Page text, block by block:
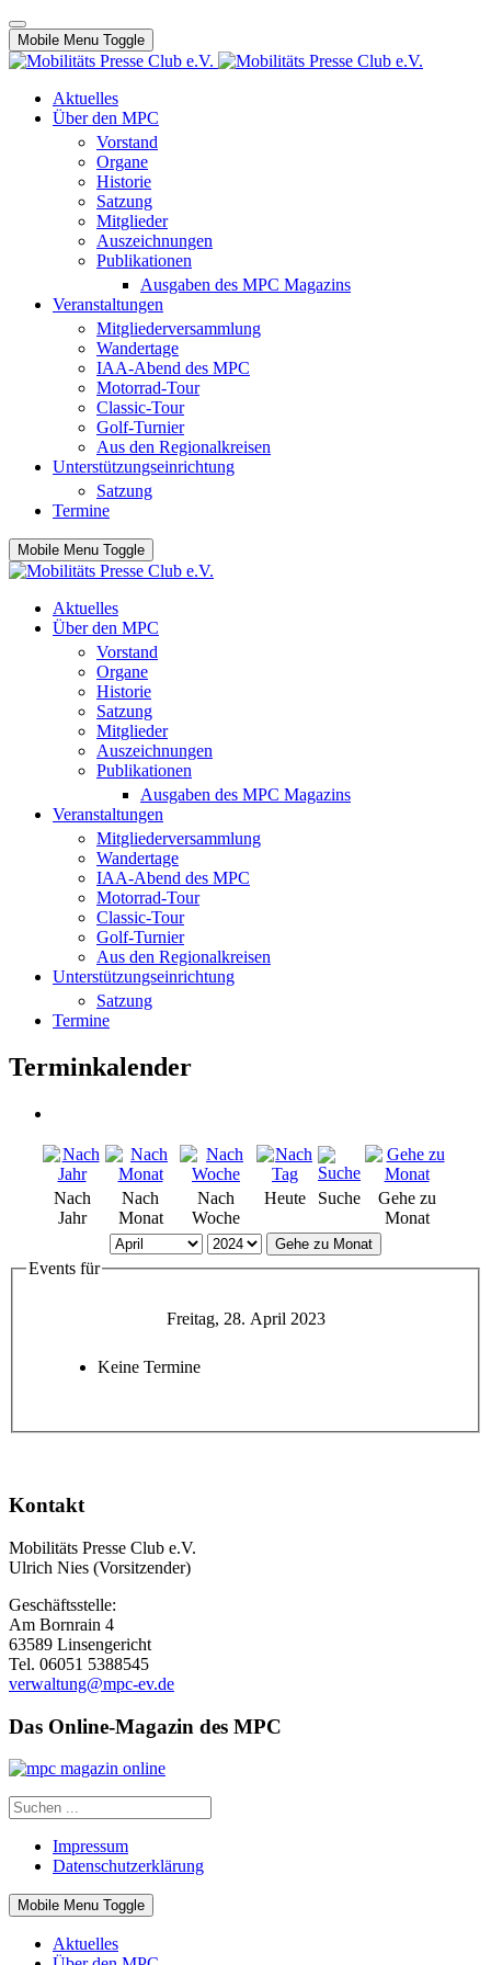
Mobile Menu Toggle
Aktuelles
Über den MPC
Vorstand
Organe
Historie
Satzung
Mitglieder
Auszeichnungen
Publikationen
Ausgaben des MPC Magazins
Veranstaltungen
Mitgliederversammlung
Wandertage
IAA-Abend des MPC
Motorrad-Tour
Classic-Tour
Golf-Turnier
Aus den Regionalkreisen
Unterstützungseinrichtung
Satzung
Termine
Mobile Menu Toggle
Aktuelles
Über den MPC
Vorstand
Organe
Historie
Satzung
Mitglieder
Auszeichnungen
Publikationen
Ausgaben des MPC Magazins
Veranstaltungen
Mitgliederversammlung
Wandertage
IAA-Abend des MPC
Motorrad-Tour
Classic-Tour
Golf-Turnier
Aus den Regionalkreisen
Unterstützungseinrichtung
Satzung
Termine
Terminkalender
Nach
Jahr
Nach
Monat
Nach
Woche
Heute Suche
Gehe zu
Monat
Gehe zu Monat
Events für
Freitag, 28. April 2023
Keine Termine
Kontakt
Mobilitäts Presse Club e.V.
Ulrich Nies (Vorsitzender)
Geschäftsstelle:
Am Bornrain 4
63589 Linsengericht
Tel. 06051 5388545
verwaltung@mpc-ev.de
Das Online-Magazin des MPC
Impressum
Datenschutzerklärung
Mobile Menu Toggle
Aktuelles